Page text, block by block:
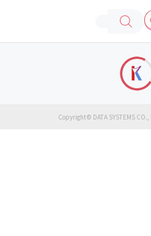
Copyright© DATA SYSTEMS